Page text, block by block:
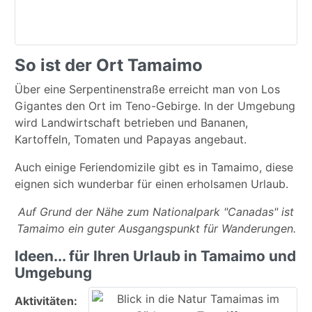
So ist der Ort Tamaimo
Über eine Serpentinenstraße erreicht man von Los
Gigantes den Ort im Teno-Gebirge. In der Umgebung
wird Landwirtschaft betrieben und Bananen,
Kartoffeln, Tomaten und Papayas angebaut.
Auch einige Feriendomizile gibt es in Tamaimo, diese
eignen sich wunderbar für einen erholsamen Urlaub.
Auf Grund der Nähe zum Nationalpark "Canadas" ist
Tamaimo ein guter Ausgangspunkt für Wanderungen.
Ideen... für Ihren Urlaub in Tamaimo und
Umgebung
Aktivitäten: